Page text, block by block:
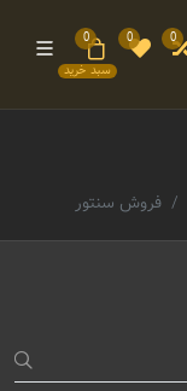
0
0
سبد خرید
0
فروش سنتور